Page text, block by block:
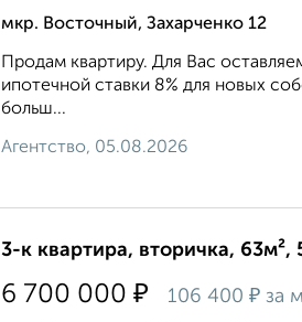
мкр. Восточный, Захарченко 12
Продам квартиру. Для Вас
ипотечной ставки 8% для новых
больш...
Агентство, 05.08.2026
3-к квартира, вторичка, 63м²,
6 700 000 ₽ 106 400 ₽ за